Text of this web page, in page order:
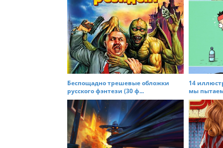
o
n
Беспощадно трешевые обложки
русского фэнтези (30 ф...
14
мы